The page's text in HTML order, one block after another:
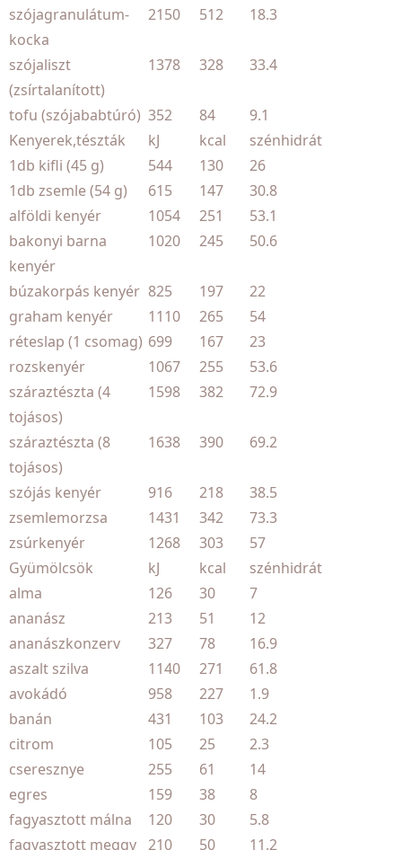
szójagranulátum-
kocka
2150 512 18.3
szójaliszt
(zsírtalanított)
1378 328 33.4
tofu (szójababtúró) 352 84
9.1
Kenyerek,tészták
kJ kcal
szénhidrát
1db kifli (45 g)
544 130
26
1db zsemle (54 g)
615 147
30.8
alföldi kenyér
1054 251
53.1
bakonyi barna
kenyér
1020 245 50.6
búzakorpás kenyér 825 197
22
graham kenyér
1110 265
54
réteslap (1 csomag) 699 167
23
rozskenyér
1067 255
53.6
száraztészta (4
tojásos)
1598 382 72.9
száraztészta (8
tojásos)
1638 390 69.2
szójás kenyér 916 218
38.5
zsemlemorzsa
1431 342
73.3
zsúrkenyér
1268 303
57
Gyümölcsök
kJ kcal
szénhidrát
alma
126 30
7
ananász
213 51
12
ananászkonzerv
327 78
16.9
aszalt szilva
1140 271
61.8
avokádó
958 227
1.9
banán
431 103
24.2
citrom
105 25
2.3
cseresznye
255 61
14
egres
159 38
8
fagyasztott málna
120 30
5.8
fagyasztott meggy 210 50 11.2